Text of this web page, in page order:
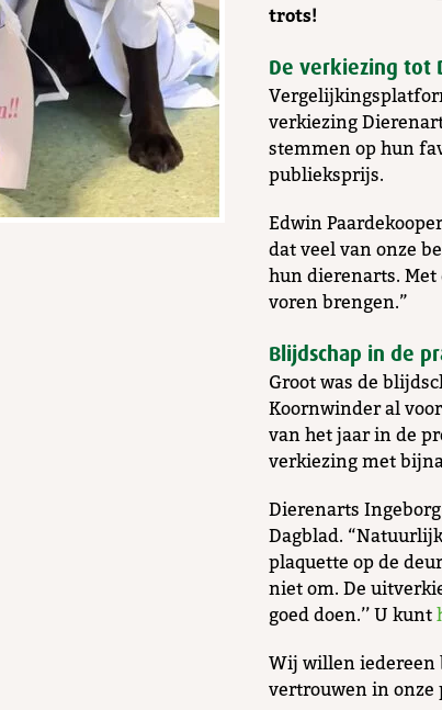
trots!
De verkiezing tot
verkiezing
stemmen op hun
publieksprijs.
Edwin
dat veel van onze
hun dierenarts.
voren brengen.”
Blijdschap in de
Groot was de
Koornwinder al
van het jaar in de
verkiezing met
Dierenarts
Dagblad.
plaquette op de
niet om. De
goed doen.’’ U kunt
Wij willen iedereen
vertrouwen in